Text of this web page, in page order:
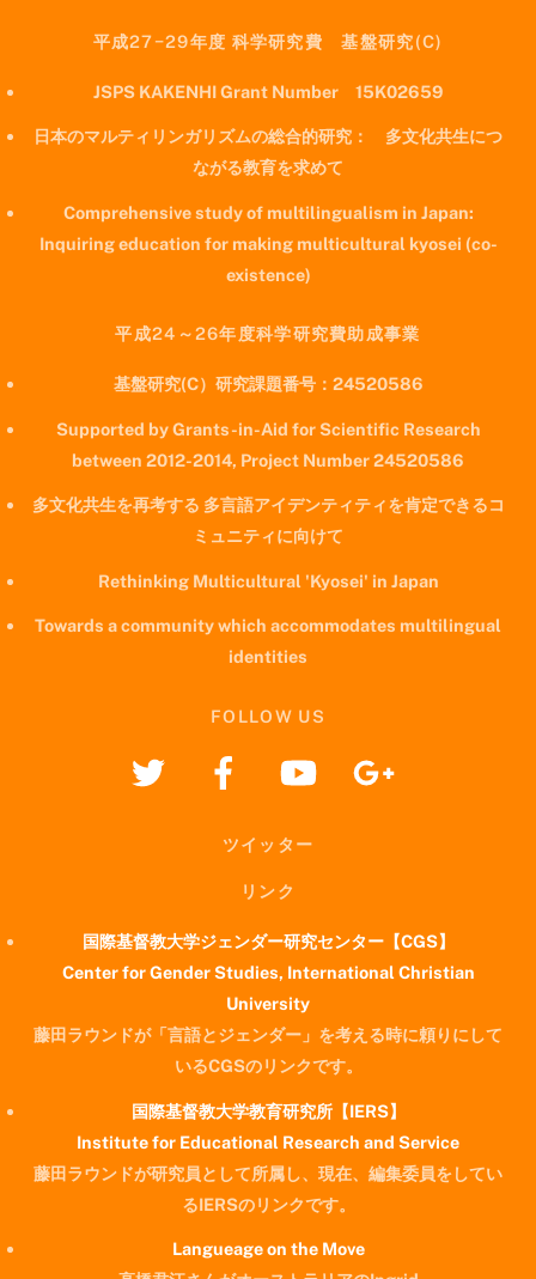
平成27−29年度 科学研究費 基盤研究(C)
JSPS KAKENHI Grant Number 15K02659
日本のマルティリンガリズムの総合的研究： 多文化共生につ
ながる教育を求めて
Comprehensive study of multilingualism in Japan:
Inquiring education for making multicultural kyosei (co-
existence)
平成24～26年度科学研究費助成事業
基盤研究(C）研究課題番号：24520586
Supported by Grants-in-Aid for Scientific Research
between 2012-2014, Project Number 24520586
多文化共生を再考する 多言語アイデンティティを肯定できるコ
ミュニティに向けて
Rethinking Multicultural 'Kyosei' in Japan
Towards a community which accommodates multilingual
identities
FOLLOW US
ツイッター
リンク
国際基督教大学ジェンダー研究センター【CGS】
Center for Gender Studies, International Christian
University
藤田ラウンドが「言語とジェンダー」を考える時に頼りにして
いるCGSのリンクです。
国際基督教大学教育研究所【IERS】
Institute for Educational Research and Service
藤田ラウンドが研究員として所属し、現在、編集委員をしてい
るIERSのリンクです。
Langueage on the Move